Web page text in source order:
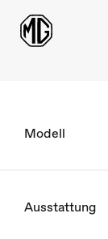
Modell
Ausstattung